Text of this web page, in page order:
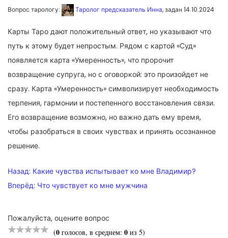
Вопрос тарологу: Таролог предсказатель Инна, задан 14.10.2024
Карты Таро дают положительный ответ, но указывают что
путь к этому будет непростым. Рядом с картой «Суд»
появляется карта «Умеренность», что пророчит
возвращение супруга, но с оговоркой: это произойдет не
сразу. Карта «Умеренность» символизирует необходимость
терпения, гармонии и постепенного восстановления связи.
Его возвращение возможно, но важно дать ему время,
чтобы разобраться в своих чувствах и принять осознанное
решение.
НАВИГАЦИЯ
ПО
Назад: Какие чувства испытывает ко мне Владимир?
Вперёд: Что чувствует ко мне мужчина
Пожалуйста, оцените вопрос
(0 голосов, в среднем: 0 из 5)